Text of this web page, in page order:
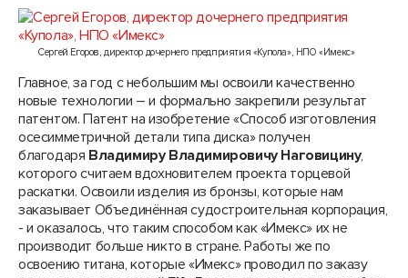
Сергей Егоров, директор дочернего предприятия «Купола», НПО «Имекс»
Главное, за год с небольшим мы освоили качественно
новые технологии – и формально закрепили результат
патентом. Патент на изобретение «Способ изготовления
осесимметричной детали типа диска» получен
благодаря Владимиру Владимировичу Наговицину,
которого считаем вдохновителем проекта торцевой
раскатки. Освоили изделия из бронзы, которые нам
заказывает Объединённая судостроительная корпорация,
- и оказалось, что таким способом как «Имекс» их не
производит больше никто в стране. Работы же по
освоению титана, которые «Имекс» проводил по заказу